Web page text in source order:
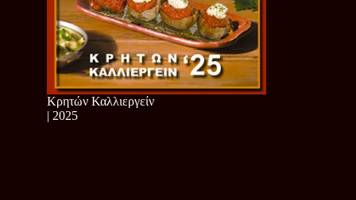
Κρητών Καλλιεργείν
| 2025